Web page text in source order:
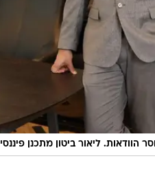
ליאור ביטון מתכנן פיננסי